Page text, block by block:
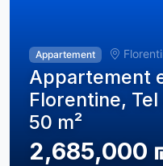
Appartement
Appartement
Florentine,
50 m²
2,685,000